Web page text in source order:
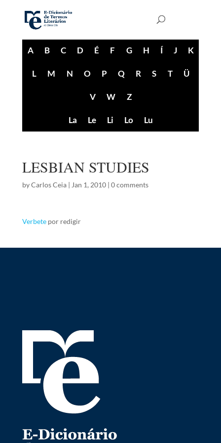
A B C D É F G H Í J K
L M N O P Q R S T Ü
V W Z
La Le Li Lo Lu
LESBIAN STUDIES
byCarlos Ceia| Jan 1, 2010| 0 comments
Verbetepor redigir